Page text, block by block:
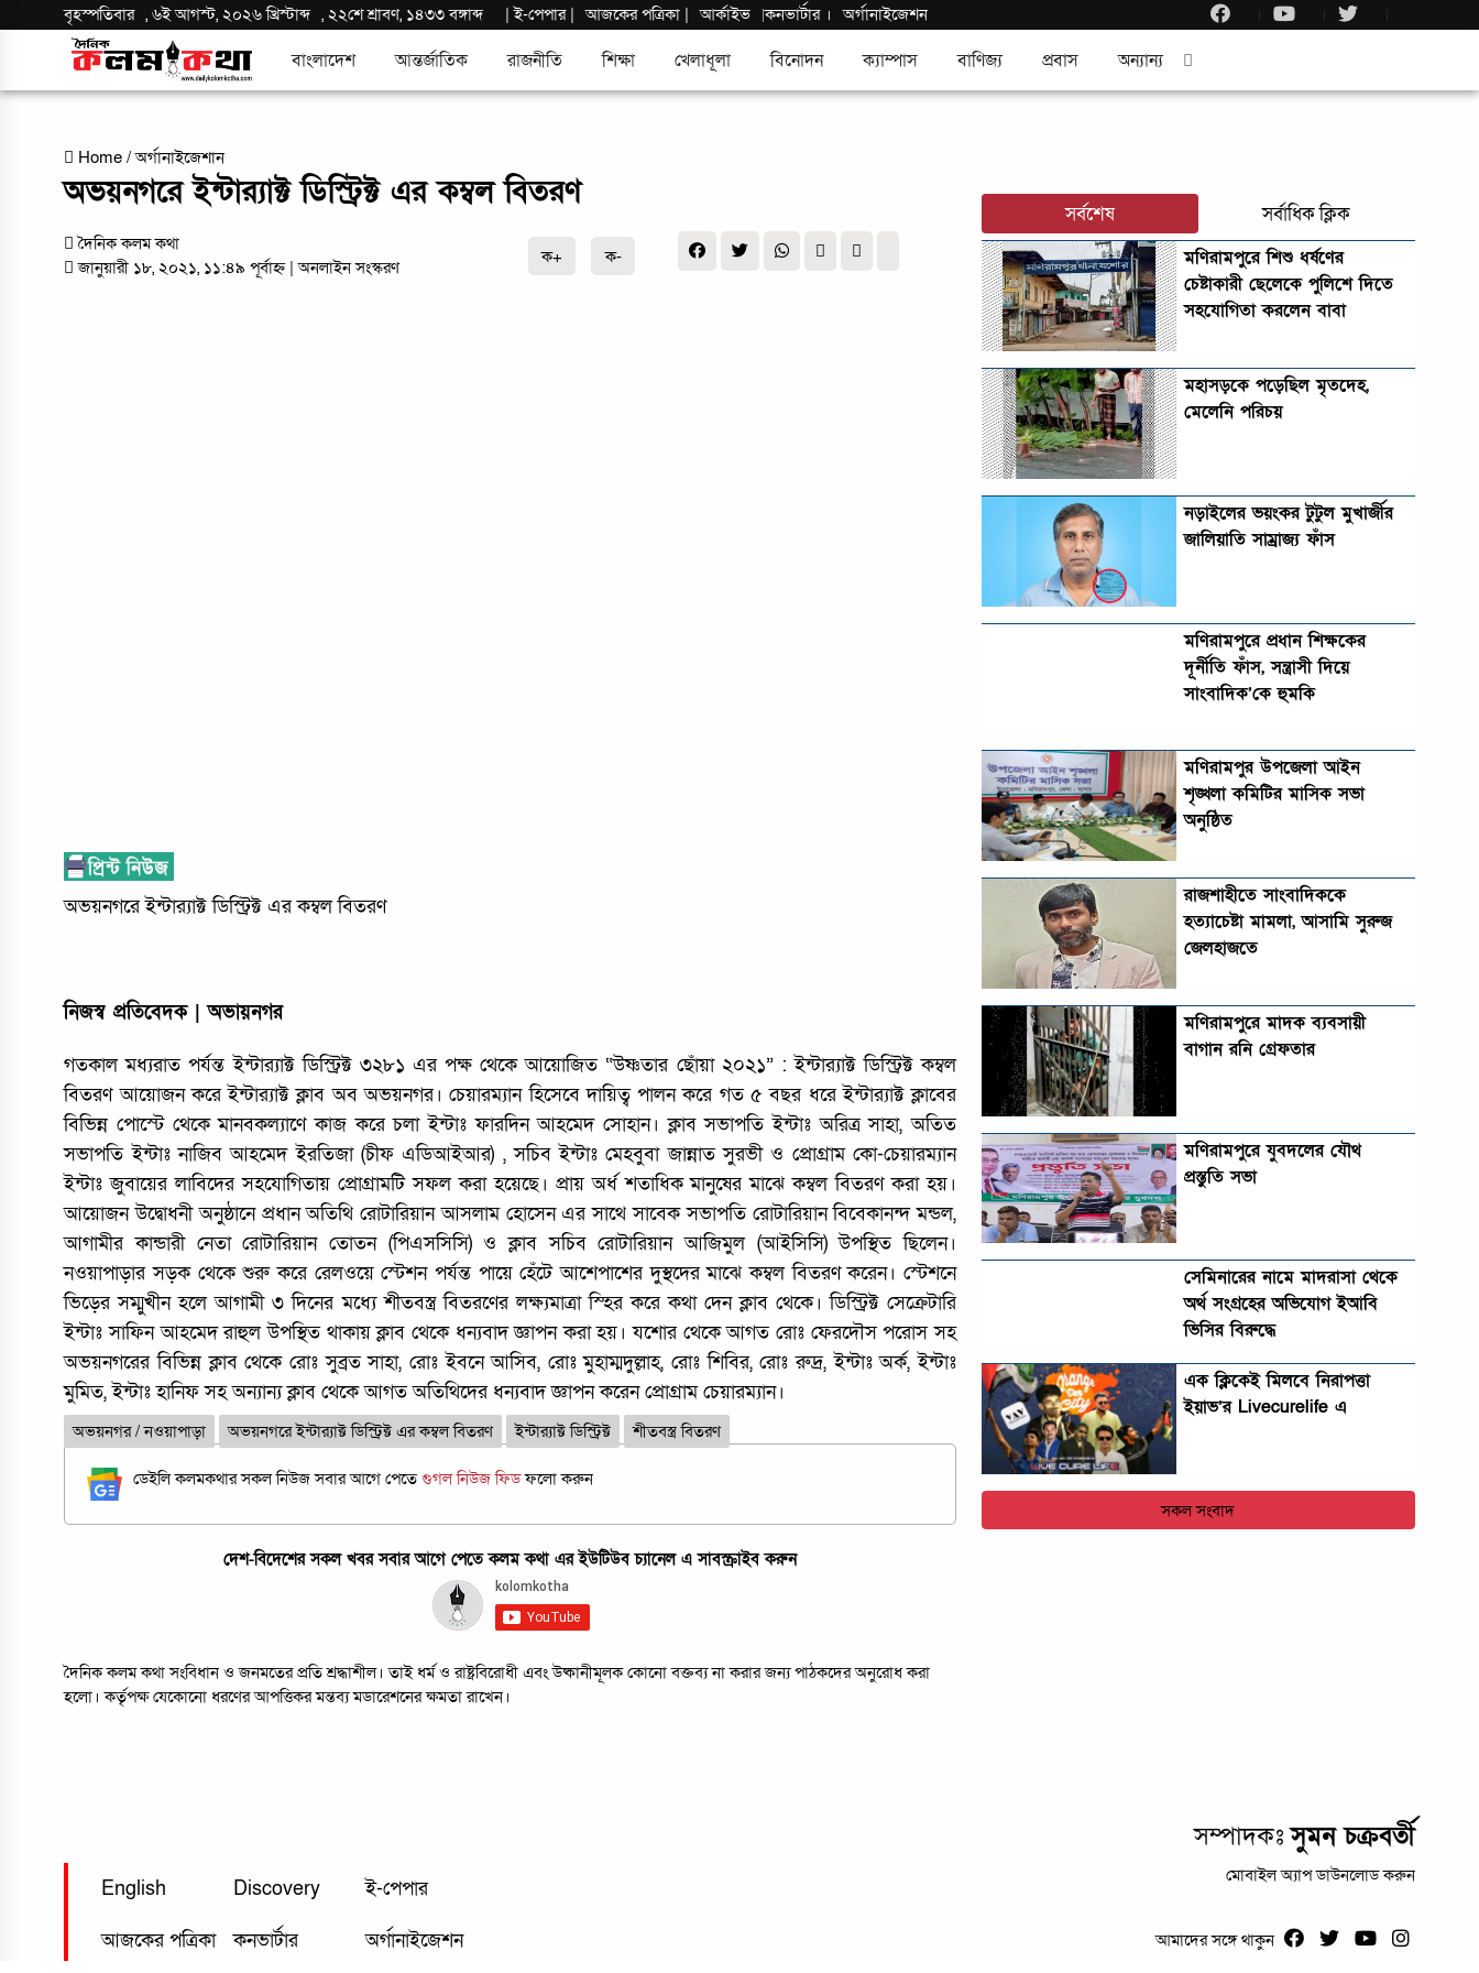
বৃহস্পতিবার ,৬ই আগস্ট, ২০২৬ খ্রিস্টাব্দ ,২২শে শ্রাবণ, ১৪৩৩ বঙ্গাব্দ |ই-পেপার| আজকের পত্রিকা | আর্কাইভ |কনভার্টার । অর্গানাইজেশন
বাংলাদেশ আন্তর্জাতিক রাজনীতি শিক্ষা খেলাধূলা বিনোদন ক্যাম্পাস বাণিজ্য প্রবাস অন্যান্য
Home /অর্গানাইজেশান
অভয়নগরে ইন্টার‌্যাক্ট ডিস্ট্রিক্ট এর কম্বল বিতরণ
দৈনিক কলম কথা
জানুয়ারী ১৮, ২০২১, ১১:৪৯ পূর্বাহ্ন | অনলাইন সংস্করণ
ক+ ক-
অভয়নগরে ইন্টার‌্যাক্ট ডিস্ট্রিক্ট এর কম্বল বিতরণ
নিজস্ব প্রতিবেদক | অভায়নগর
গতকাল মধ্যরাত পর্যন্ত ইন্টার‌্যাক্ট ডিস্ট্রিক্ট ৩২৮১ এর পক্ষ থেকে আয়োজিত “উষ্ণতার ছোঁয়া ২০২১” : ইন্টার‌্যাক্ট ডিস্ট্রিক্ট কম্বল
বিতরণ আয়োজন করে ইন্টার‌্যাক্ট ক্লাব অব অভয়নগর। চেয়ারম্যান হিসেবে দায়িত্ব পালন করে গত ৫ বছর ধরে ইন্টার‌্যাক্ট ক্লাবের
বিভিন্ন পোস্টে থেকে মানবকল্যাণে কাজ করে চলা ইন্টাঃ ফারদিন আহমেদ সোহান। ক্লাব সভাপতি ইন্টাঃ অরিত্র সাহা, অতিত
সভাপতি ইন্টাঃ নাজিব আহমেদ ইরতিজা (চীফ এডিআইআর) , সচিব ইন্টাঃ মেহবুবা জান্নাত সুরভী ও প্রোগ্রাম কো-চেয়ারম্যান
ইন্টাঃ জুবায়ের লাবিদের সহযোগিতায় প্রোগ্রামটি সফল করা হয়েছে। প্রায় অর্ধ শতাধিক মানুষের মাঝে কম্বল বিতরণ করা হয়।
আয়োজন উদ্বোধনী অনুষ্ঠানে প্রধান অতিথি রোটারিয়ান আসলাম হোসেন এর সাথে সাবেক সভাপতি রোটারিয়ান বিবেকানন্দ মন্ডল,
আগামীর কান্ডারী নেতা রোটারিয়ান তোতন (পিএসসিসি) ও ক্লাব সচিব রোটারিয়ান আজিমুল (আইসিসি) উপস্থিত ছিলেন।
নওয়াপাড়ার সড়ক থেকে শুরু করে রেলওয়ে স্টেশন পর্যন্ত পায়ে হেঁটে আশেপাশের দুস্থদের মাঝে কম্বল বিতরণ করেন। স্টেশনে
ভিড়ের সম্মুখীন হলে আগামী ৩ দিনের মধ্যে শীতবস্ত্র বিতরণের লক্ষ্যমাত্রা স্হির করে কথা দেন ক্লাব থেকে। ডিস্ট্রিক্ট সেক্রেটারি
ইন্টাঃ সাফিন আহমেদ রাহুল উপস্থিত থাকায় ক্লাব থেকে ধন্যবাদ জ্ঞাপন করা হয়। যশোর থেকে আগত রোঃ ফেরদৌস পরোস সহ
অভয়নগরের বিভিন্ন ক্লাব থেকে রোঃ সুব্রত সাহা, রোঃ ইবনে আসিব, রোঃ মুহাম্মদুল্লাহ, রোঃ শিবির, রোঃ রুদ্র, ইন্টাঃ অর্ক, ইন্টাঃ
মুমিত, ইন্টাঃ হানিফ সহ অন্যান্য ক্লাব থেকে আগত অতিথিদের ধন্যবাদ জ্ঞাপন করেন প্রোগ্রাম চেয়ারম্যান।
অভয়নগর / নওয়াপাড়া অভয়নগরে ইন্টার‌্যাক্ট ডিস্ট্রিক্ট এর কম্বল বিতরণ ইন্টার‌্যাক্ট ডিস্ট্রিক্ট শীতবস্ত্র বিতরণ
ডেইলি কলমকথার সকল নিউজ সবার আগে পেতেগুগল নিউজ ফিডফলো করুন
দেশ-বিদেশের সকল খবর সবার আগে পেতে কলম কথা এর ইউটিউব চ্যানেল এ সাবস্ক্রাইব করুন
দৈনিক কলম কথা সংবিধান ও জনমতের প্রতি শ্রদ্ধাশীল। তাই ধর্ম ও রাষ্ট্রবিরোধী এবং উষ্কানীমূলক কোনো বক্তব্য না করার জন্য পাঠকদের অনুরোধ করা
হলো। কর্তৃপক্ষ যেকোনো ধরণের আপত্তিকর মন্তব্য মডারেশনের ক্ষমতা রাখেন।
সর্বশেষ সর্বাধিক ক্লিক
মণিরামপুরে শিশু ধর্ষণের
চেষ্টাকারী ছেলেকে পুলিশে দিতে
সহযোগিতা করলেন বাবা
মহাসড়কে পড়েছিল মৃতদেহ,
মেলেনি পরিচয়
নড়াইলের ভয়ংকর টুটুল মুখার্জীর
জালিয়াতি সাম্রাজ্য ফাঁস
মণিরামপুরে প্রধান শিক্ষকের
দূর্নীতি ফাঁস, সন্ত্রাসী দিয়ে
সাংবাদিক’কে হুমকি
মণিরামপুর উপজেলা আইন
শৃঙ্খলা কমিটির মাসিক সভা
অনুষ্ঠিত‎‎
রাজশাহীতে সাংবাদিককে
হত্যাচেষ্টা মামলা, আসামি সুরুজ
জেলহাজতে
মণিরামপুরে মাদক ব্যবসায়ী
বাগান রনি গ্রেফতার
মণিরামপুরে যুবদলের যৌথ
প্রস্তুতি সভা
সেমিনারের নামে মাদরাসা থেকে
অর্থ সংগ্রহের অভিযোগ ইআবি
ভিসির বিরুদ্ধে
এক ক্লিকেই মিলবে নিরাপত্তা
ইয়াভ’র Livecurelife এ
সকল সংবাদ
সম্পাদকঃসুমন চক্রবর্তী
English Discovery ই-পেপার
আজকের পত্রিকা কনভার্টার অর্গানাইজেশন
মোবাইল অ্যাপ ডাউনলোড করুন
আমাদের সঙ্গে থাকুন